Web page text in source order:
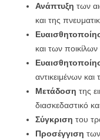
Ανάπτυξη των
και της
και των
αντικειμένων
Μετάδοση της
διασκεδαστικό
Σύγκριση του
Προσέγγιση